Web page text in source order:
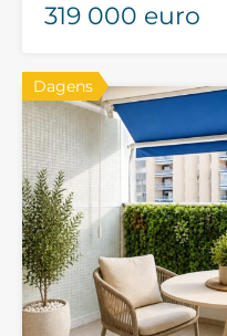
319 000 euro
Dagens